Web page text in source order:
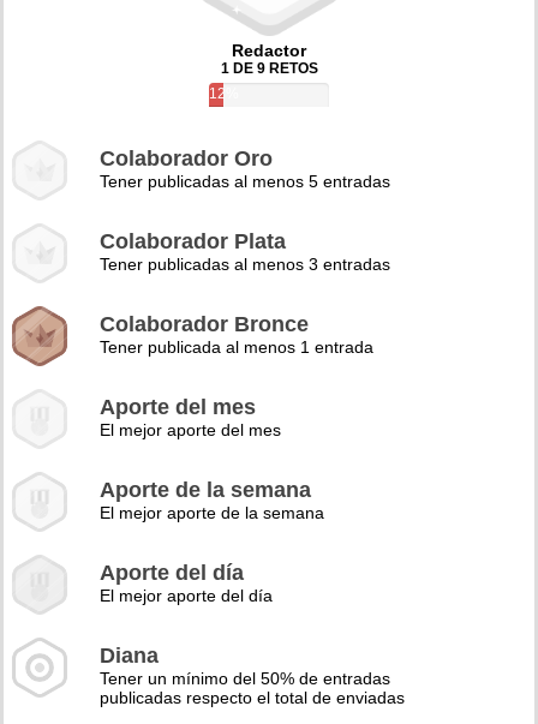
Redactor
1 DE 9 RETOS
12%
Colaborador Oro
Tener publicadas al menos 5 entradas
Colaborador Plata
Tener publicadas al menos 3 entradas
Colaborador Bronce
Tener publicada al menos 1 entrada
Aporte del mes
El mejor aporte del mes
Aporte de la semana
El mejor aporte de la semana
Aporte del día
El mejor aporte del día
Diana
Tener un mínimo del 50% de entradas
publicadas respecto el total de enviadas